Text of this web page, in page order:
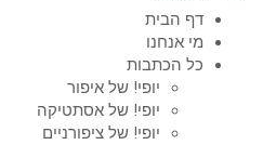
דף הבית
מי אנחנו
כל הכתבות
יופי! של איפור
יופי! של אסתטיקה
יופי! של ציפורניים